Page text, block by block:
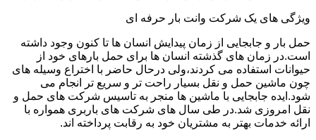
ویژگی های یک شرکت وانت بار حرفه ای
حمل بار و جابجایی از زمان پیدایش انسان ها تا کنون وجود داشته
است.در زمان های گذشته انسان ها برای حمل بارهای خود از
حیوانات استفاده می کردند،ولی درحال حاضر با اختراع وسیله های
چون ماشین حمل و نقل بسیار راحت تر و سریع تر انجام می
شود.ایده جابجایی با ماشین ها منجر به تاسیس شرکت های حمل و
نقل امروزی شد.در طی سال های شرکت های باربری همواره با
ارائه خدمات بهتر به مشتریان خود به رقابت پرداخته اند.